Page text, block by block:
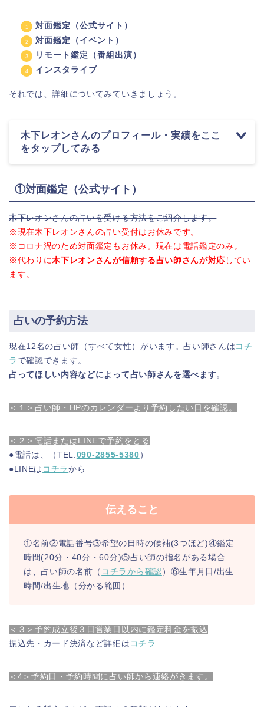
対面鑑定（公式サイト）
対面鑑定（イベント）
リモート鑑定（番組出演）
インスタライブ
それでは、詳細についてみていきましょう。
木下レオンさんのプロフィール・実績をここ
をタップしてみる
①対面鑑定（公式サイト）
木下レオンさんの占いを受ける方法をご紹介します。
※現在木下レオンさんの占い受付はお休みです。
※コロナ渦のため対面鑑定もお休み。現在は電話鑑定のみ。
※代わりに木下レオンさんが信頼する占い師さんが対応 してい
ます。
占いの予約方法
現在12名の占い師（すべて女性）がいます。占い師さんは コチ
ラ で確認できます。
占ってほしい内容などによって占い師さんを選べます。
＜１＞占い師・HPのカレンダーより予約したい日を確認。
＜２＞電話またはLINEで予約をとる
●電話は、（TEL.090-2855-5380 ）
●LINEは コチラから
伝えること
①名前②電話番号③希望の日時の候補(3つほど)④鑑定
時間(20分・40分・60分)⑤占い師の指名がある場合
は、占い師の名前（ コチラから確認 ）⑥生年月日/出生
時間/出生地（分かる範囲）
＜３＞予約成立後３日営業日以内に鑑定料金を振込
振込先・カード決済など詳細は コチラ
＜4＞予約日・予約時間に占い師から連絡がきます。